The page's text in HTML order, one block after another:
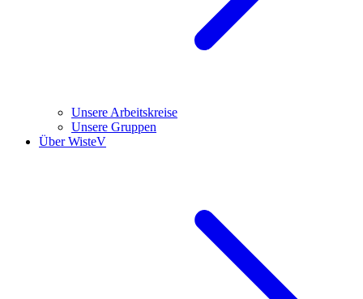
Unsere Arbeitskreise
Unsere Gruppen
Über WisteV